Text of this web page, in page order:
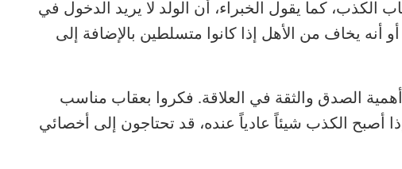
الكذب، كما يقول الخبراء، أن الولد لا يريد الدخول في
أنه يخاف من الأهل إذا كانوا متسلطين بالإضافة إلى
الصدق والثقة في العلاقة. فكروا بعقاب مناسب
أصبح الكذب شيئاً عادياً عنده، قد تحتاجون إلى أخصائي